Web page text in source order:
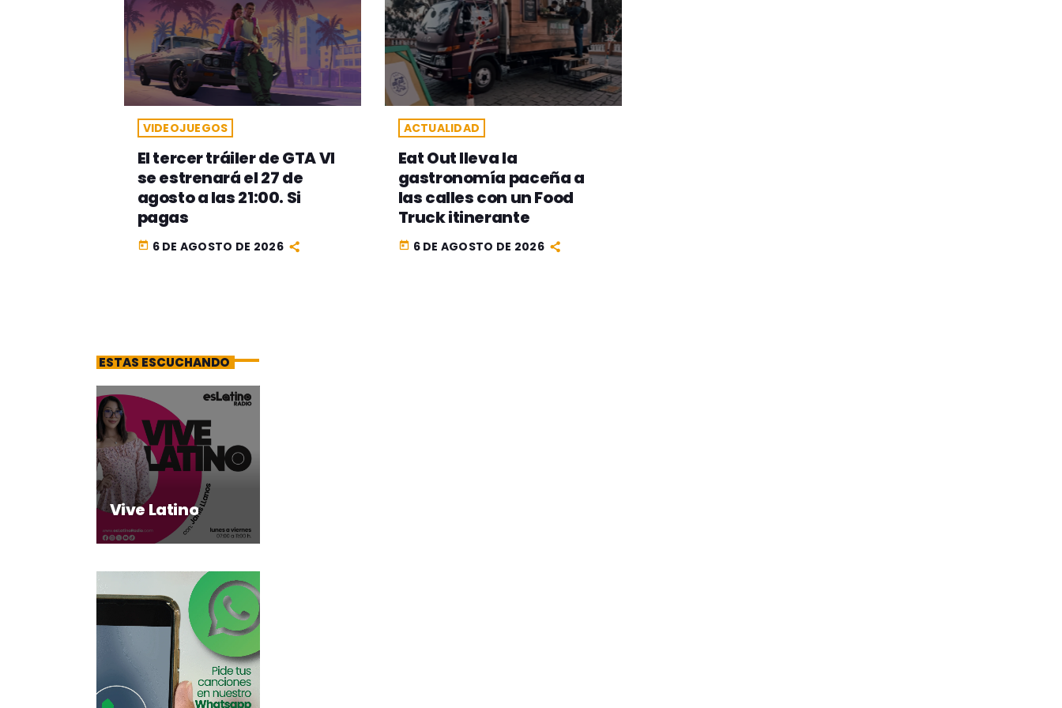
VIDEOJUEGOS
El tercer tráiler de GTA VI
se estrenará el 27 de
agosto a las 21:00. Si
pagas
today 6 DE AGOSTO DE 2026
ACTUALIDAD
Eat Out lleva la
gastronomía paceña a
las calles con un Food
Truck itinerante
today 6 DE AGOSTO DE 2026
ESTAS ESCUCHANDO
Vive Latino